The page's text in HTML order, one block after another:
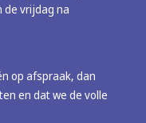
de vrijdag na
op afspraak, dan
en dat we de volle